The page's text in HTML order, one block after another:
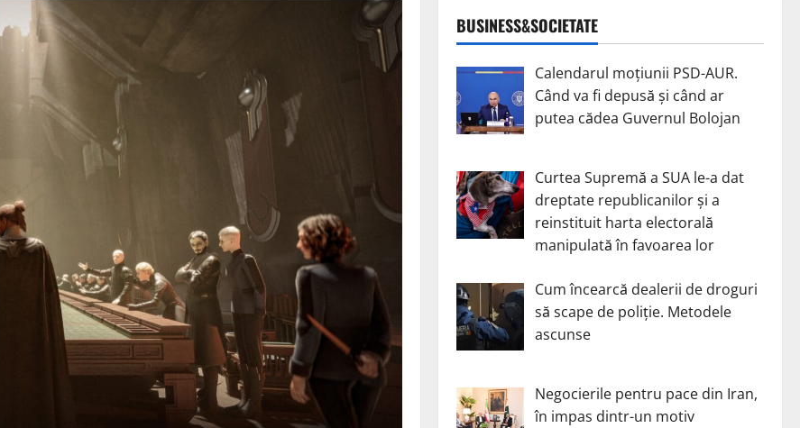
BUSINESS&SOCIETATE
Calendarul moțiunii PSD-AUR.
Când va fi depusă și când ar
putea cădea Guvernul Bolojan
Curtea Supremă a SUA le-a dat
dreptate republicanilor și a
reinstituit harta electorală
manipulată în favoarea lor
Cum încearcă dealerii de droguri
să scape de poliție. Metodele
ascunse
Negocierile pentru pace din Iran,
în impas dintr-un motiv